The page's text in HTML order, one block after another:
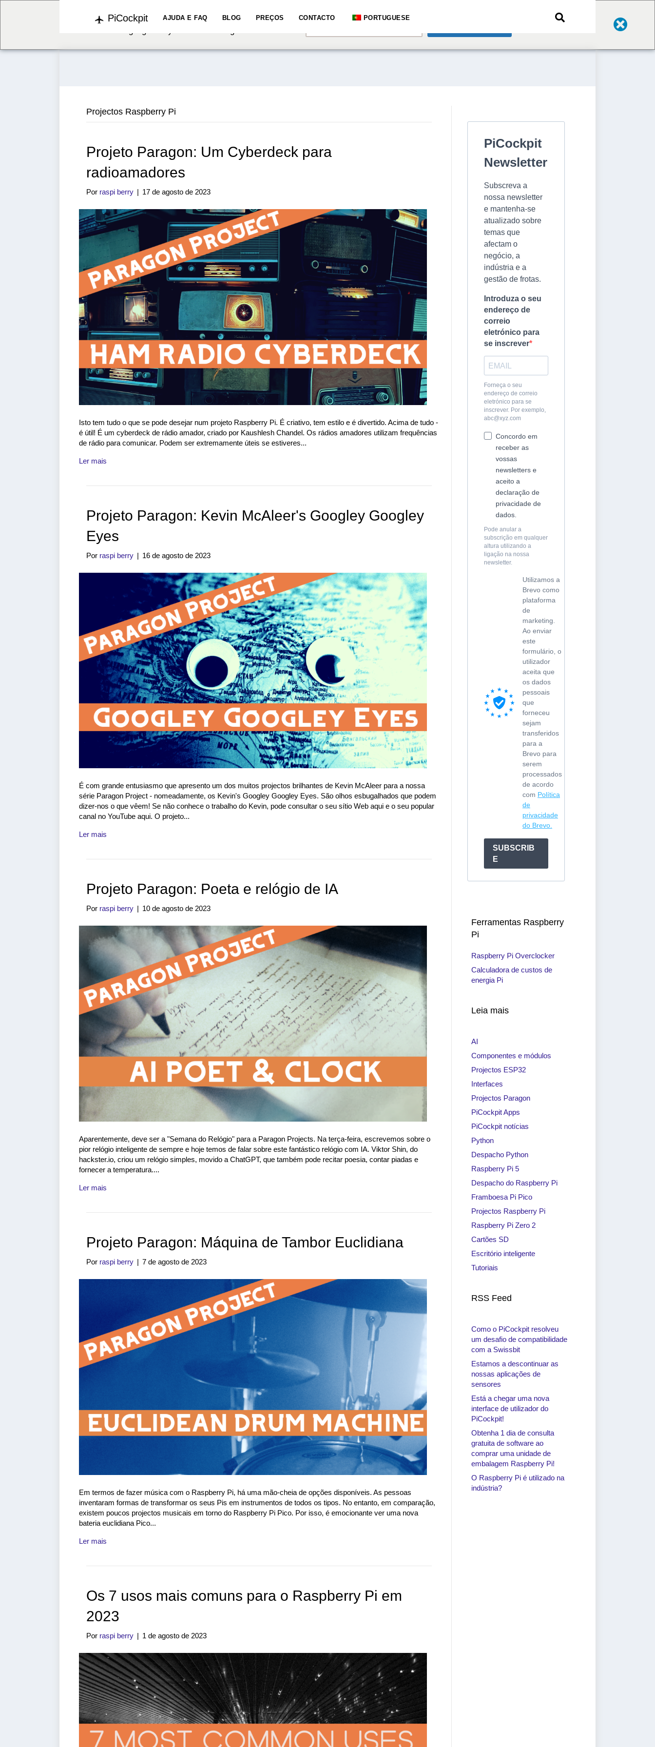
We've detected you might be speaking a different
English
PiCockpit AJUDA E FAQ BLOG PREÇOS CONTACTO PORTUGUESE
Projectos Raspberry Pi
Projeto Paragon: Um Cyberdeck para
radioamadores
Por raspi berry | 17 de agosto de 2023
Isto tem tudo o que se pode desejar num projeto Raspberry Pi. É criativo, tem estilo e é divertido. Acima de tudo -
é útil! É um cyberdeck de rádio amador, criado por Kaushlesh Chandel. Os rádios amadores utilizam frequências
de rádio para comunicar. Podem ser extremamente úteis se estiveres...
Ler mais
Projeto Paragon: Kevin McAleer's Googley Googley
Eyes
Por raspi berry | 16 de agosto de 2023
É com grande entusiasmo que apresento um dos muitos projectos brilhantes de Kevin McAleer para a nossa
série Paragon Project - nomeadamente, os Kevin's Googley Googley Eyes. São olhos esbugalhados que podem
dizer-nos o que vêem! Se não conhece o trabalho do Kevin, pode consultar o seu sítio Web aqui e o seu popular
canal no YouTube aqui. O projeto...
Ler mais
Projeto Paragon: Poeta e relógio de IA
Por raspi berry | 10 de agosto de 2023
Aparentemente, deve ser a "Semana do Relógio" para a Paragon Projects. Na terça-feira, escrevemos sobre o
pior relógio inteligente de sempre e hoje temos de falar sobre este fantástico relógio com IA. Viktor Shin, do
hackster.io, criou um relógio simples, movido a ChatGPT, que também pode recitar poesia, contar piadas e
fornecer a temperatura....
Ler mais
Projeto Paragon: Máquina de Tambor Euclidiana
Por raspi berry | 7 de agosto de 2023
Em termos de fazer música com o Raspberry Pi, há uma mão-cheia de opções disponíveis. As pessoas
inventaram formas de transformar os seus Pis em instrumentos de todos os tipos. No entanto, em comparação,
existem poucos projectos musicais em torno do Raspberry Pi Pico. Por isso, é emocionante ver uma nova
bateria euclidiana Pico...
Ler mais
Os 7 usos mais comuns para o Raspberry Pi em
2023
Por raspi berry | 1 de agosto de 2023
PiCockpit
Newsletter
Subscreva a
nossa newsletter
e mantenha-se
atualizado sobre
temas que
afectam o
negócio, a
indústria e a
gestão de frotas.
Introduza o seu
endereço de
correio
eletrónico para
se inscrever
Forneça o seu
endereço de correio
eletrónico para se
inscrever. Por exemplo,
abc@xyz.com
Concordo em
receber as
vossas
newsletters e
aceito a
declaração de
privacidade de
dados.
Pode anular a
subscrição em qualquer
altura utilizando a
ligação na nossa
newsletter.
Utilizamos a
Brevo como
plataforma
de
marketing.
Ao enviar
este
formulário, o
utilizador
aceita que
os dados
pessoais
que
forneceu
sejam
transferidos
para a
Brevo para
serem
processados
de acordo
com Política
de
privacidade
do Brevo.
SUBSCRIB
E
Ferramentas Raspberry
Pi
Raspberry Pi Overclocker
Calculadora de custos de
energia Pi
Leia mais
AI
Componentes e módulos
Projectos ESP32
Interfaces
Projectos Paragon
PiCockpit Apps
PiCockpit notícias
Python
Despacho Python
Raspberry Pi 5
Despacho do Raspberry Pi
Framboesa Pi Pico
Projectos Raspberry Pi
Raspberry Pi Zero 2
Cartões SD
Escritório inteligente
Tutoriais
RSS Feed
Como o PiCockpit resolveu
um desafio de compatibilidade
com a Swissbit
Estamos a descontinuar as
nossas aplicações de
sensores
Está a chegar uma nova
interface de utilizador do
PiCockpit!
Obtenha 1 dia de consulta
gratuita de software ao
comprar uma unidade de
embalagem Raspberry Pi!
O Raspberry Pi é utilizado na
indústria?